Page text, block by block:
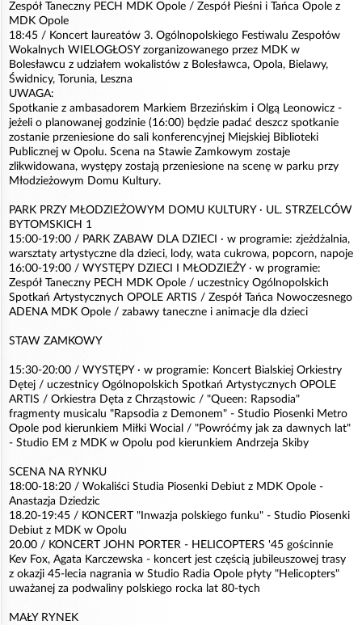
Zespół Taneczny PECH MDK Opole / Zespół Pieśni i Tańca Opole z
MDK Opole
18:45 / Koncert laureatów 3. Ogólnopolskiego Festiwalu Zespołów
Wokalnych WIELOGŁOSY zorganizowanego przez MDK w
Bolesławcu z udziałem wokalistów z Bolesławca, Opola, Bielawy,
Świdnicy, Torunia, Leszna
UWAGA:
Spotkanie z ambasadorem Markiem Brzezińskim i Olgą Leonowicz -
jeżeli o planowanej godzinie (16:00) będzie padać deszcz spotkanie
zostanie przeniesione do sali konferencyjnej Miejskiej Biblioteki
Publicznej w Opolu. Scena na Stawie Zamkowym zostaje
zlikwidowana, występy zostają przeniesione na scenę w parku przy
Młodzieżowym Domu Kultury.
PARK PRZY MŁODZIEŻOWYM DOMU KULTURY · UL. STRZELCÓW
BYTOMSKICH 1
15:00-19:00 / PARK ZABAW DLA DZIECI · w programie: zjeżdżalnia,
warsztaty artystyczne dla dzieci, lody, wata cukrowa, popcorn, napoje
16:00-19:00 / WYSTĘPY DZIECI I MŁODZIEŻY · w programie:
Zespół Taneczny PECH MDK Opole / uczestnicy Ogólnopolskich
Spotkań Artystycznych OPOLE ARTIS / Zespół Tańca Nowoczesnego
ADENA MDK Opole / zabawy taneczne i animacje dla dzieci
STAW ZAMKOWY
15:30-20:00 / WYSTĘPY · w programie: Koncert Bialskiej Orkiestry
Dętej / uczestnicy Ogólnopolskich Spotkań Artystycznych OPOLE
ARTIS / Orkiestra Dęta z Chrząstowic / "Queen: Rapsodia"
fragmenty musicalu "Rapsodia z Demonem" - Studio Piosenki Metro
Opole pod kierunkiem Miłki Wocial / "Powróćmy jak za dawnych lat"
- Studio EM z MDK w Opolu pod kierunkiem Andrzeja Skiby
SCENA NA RYNKU
18:00-18:20 / Wokaliści Studia Piosenki Debiut z MDK Opole -
Anastazja Dziedzic
18.20-19:45 / KONCERT "Inwazja polskiego funku" - Studio Piosenki
Debiut z MDK w Opolu
20.00 / KONCERT JOHN PORTER - HELICOPTERS '45 gościnnie
Kev Fox, Agata Karczewska - koncert jest częścią jubileuszowej trasy
z okazji 45-lecia nagrania w Studio Radia Opole płyty "Helicopters"
uważanej za podwaliny polskiego rocka lat 80-tych
MAŁY RYNEK